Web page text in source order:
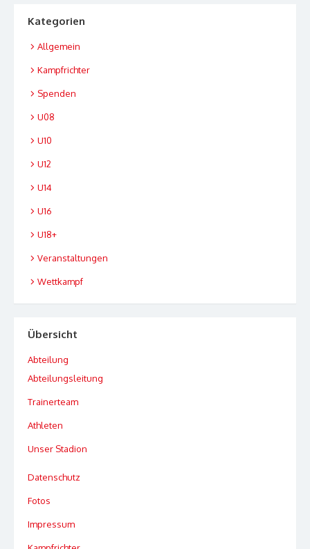
Kategorien
Allgemein
Kampfrichter
Spenden
U08
U10
U12
U14
U16
U18+
Veranstaltungen
Wettkampf
Übersicht
Abteilung
Abteilungsleitung
Trainerteam
Athleten
Unser Stadion
Datenschutz
Fotos
Impressum